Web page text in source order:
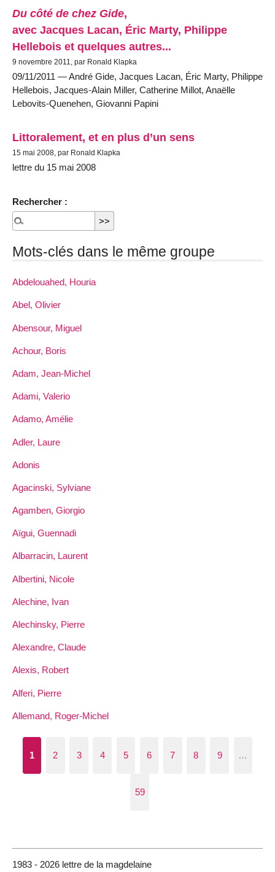
Du côté de chez Gide,
avec Jacques Lacan, Éric Marty, Philippe
Hellebois et quelques autres...
9 novembre 2011, par Ronald Klapka
09/11/2011 — André Gide, Jacques Lacan, Éric Marty, Philippe
Hellebois, Jacques-Alain Miller, Catherine Millot, Anaëlle
Lebovits-Quenehen, Giovanni Papini
Littoralement, et en plus d’un sens
15 mai 2008, par Ronald Klapka
lettre du 15 mai 2008
Rechercher :
Mots-clés dans le même groupe
Abdelouahed, Houria
Abel, Olivier
Abensour, Miguel
Achour, Boris
Adam, Jean-Michel
Adami, Valerio
Adamo, Amélie
Adler, Laure
Adonis
Agacinski, Sylviane
Agamben, Giorgio
Aïgui, Guennadi
Albarracin, Laurent
Albertini, Nicole
Alechine, Ivan
Alechinsky, Pierre
Alexandre, Claude
Alexis, Robert
Alferi, Pierre
Allemand, Roger-Michel
1 2 3 4 5 6 7 8 9 …
59
1983 - 2026 lettre de la magdelaine